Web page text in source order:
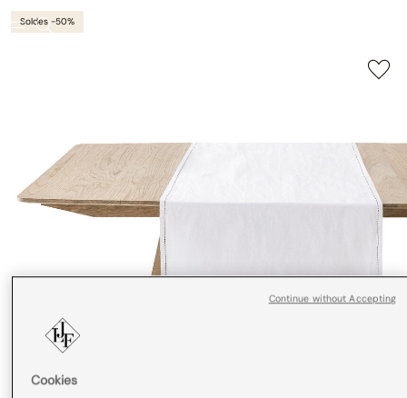
Soldes -50%
Cookies
Continue without Accepting